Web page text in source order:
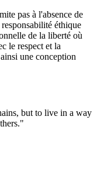
pas à l'absence de
éthique
de la liberté où
le respect et la
une conception
but to live in a way